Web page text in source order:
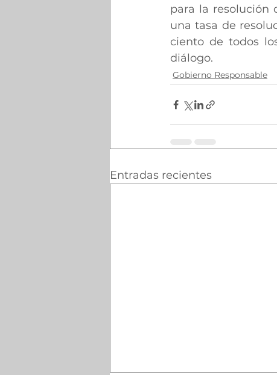
para la resolución
una tasa de
ciento de todos
diálogo.
Gobierno Responsable
Entradas recientes